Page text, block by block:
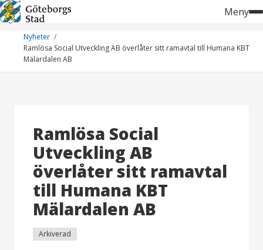
Hoppa
till
innehåll
Meny
Nyheter
Ramlösa Social Utveckling AB överlåter sitt ramavtal till Humana KBT
Mälardalen AB
Ramlösa Social
Utveckling AB
överlåter sitt ramavtal
till Humana KBT
Mälardalen AB
Arkiverad